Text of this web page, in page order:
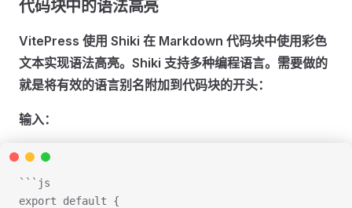
代码块中的语法高亮
VitePress 使用 Shiki 在 Markdown 代码块中使用彩色
文本实现语法高亮。Shiki 支持多种编程语言。需要做的
就是将有效的语言别名附加到代码块的开头：
输入：
```js
export default {